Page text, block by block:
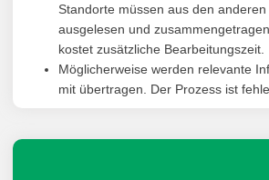
Standorte müssen aus den
ausgelesen und
kostet zusätzliche Bearbeitungszeit.​
Möglicherweise werden relevante
mit übertragen. Der Prozess ist